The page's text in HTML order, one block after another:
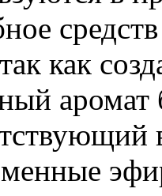
как
аромат